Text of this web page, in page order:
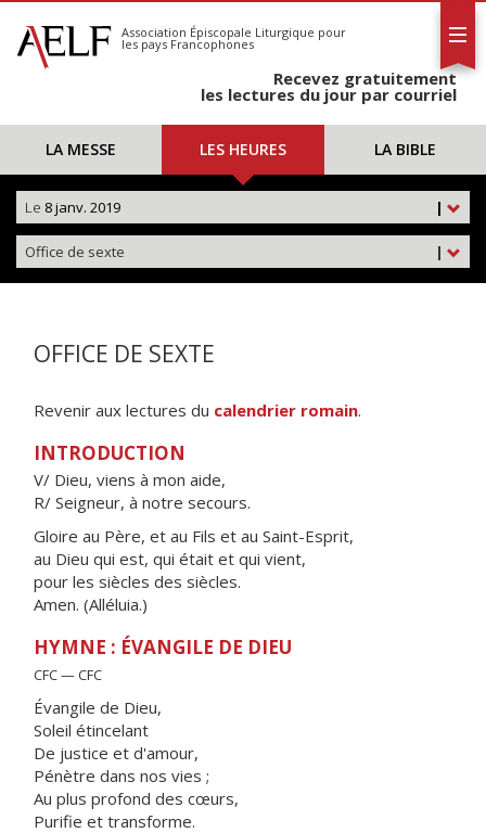
S'abonner
Calendrier
Association Épiscopale Liturgique pour
les pays Francophones
Recevez gratuitement
les lectures du jour par courriel
LA MESSE LES HEURES LA BIBLE
|
Le 8 janv. 2019
|
Office de sexte
OFFICE DE SEXTE
Revenir aux lectures du calendrier romain.
INTRODUCTION
V/ Dieu, viens à mon aide,
R/ Seigneur, à notre secours.
Gloire au Père, et au Fils et au Saint-Esprit,
au Dieu qui est, qui était et qui vient,
pour les siècles des siècles.
Amen. (Alléluia.)
HYMNE : ÉVANGILE DE DIEU
CFC — CFC
Évangile de Dieu,
Soleil étincelant
De justice et d'amour,
Pénètre dans nos vies ;
Au plus profond des cœurs,
Purifie et transforme.